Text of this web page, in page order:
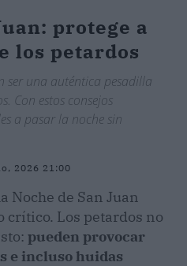
protege a
los petardos
ser una auténtica pesadilla
Con estos consejos
a pasar la noche sin
2026 21:00
Noche de San Juan
crítico. Los petardos no
pueden provocar
e incluso huidas